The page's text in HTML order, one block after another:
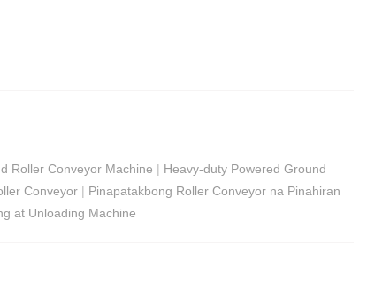
Roller Conveyor Machine | Heavy-duty Powered Ground
Conveyor | Pinapatakbong Roller Conveyor na Pinahiran
at Unloading Machine